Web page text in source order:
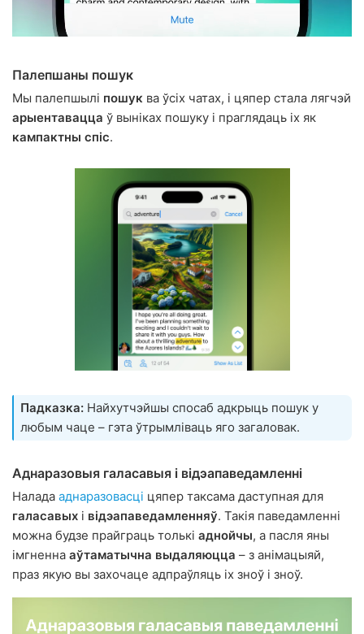
Палепшаны пошук
Мы палепшылі пошук ва ўсіх чатах, і цяпер стала лягчэй
арыентавацца ў выніках пошуку і праглядаць іх як
кампактны спіс.
Падказка: Найхутчэйшы спосаб адкрыць пошук у
любым чаце – гэта ўтрымліваць яго загаловак.
Аднаразовыя галасавыя і відэапаведамленні
Налада аднаразовасці цяпер таксама даступная для
галасавых і відэапаведамленняў. Такія паведамленні
можна будзе прайграць толькі аднойчы, а пасля яны
імгненна аўтаматычна выдаляюцца – з анімацыяй,
праз якую вы захочаце адпраўляць іх зноў і зноў.